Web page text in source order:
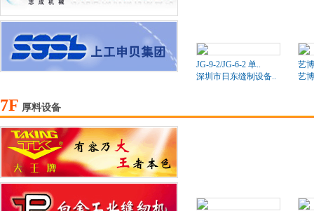
JG-9-2/JG-6-2 单..
深圳市日东缝制设备..
艺
艺
7F 厚料设备